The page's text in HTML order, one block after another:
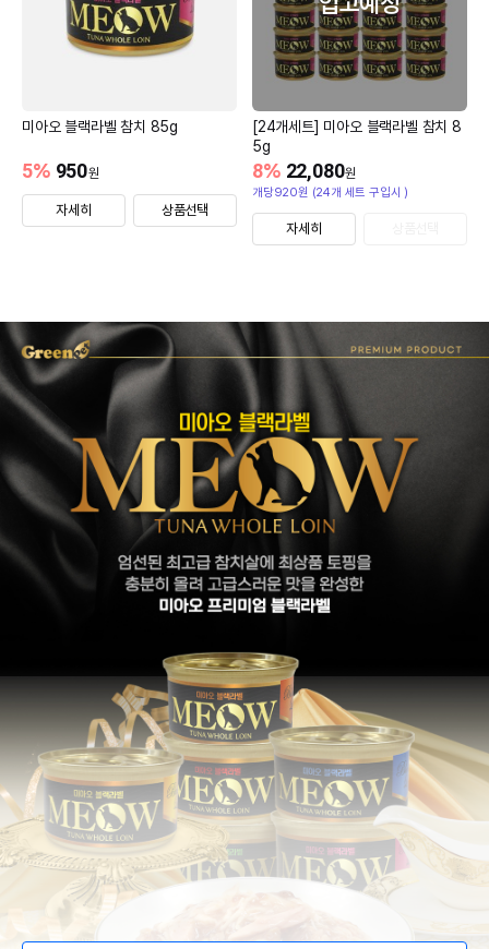
미아오 블랙라벨 참치 85g
950원
5%
자세히 상품선택
[24개세트] 미아오 블랙라벨 참치 8
5g
22,080원
8%
개당920원 (24개 세트 구입시 )
자세히